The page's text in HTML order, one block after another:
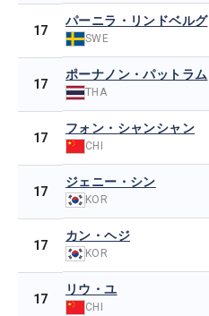
17
パーニラ・リンドベルグ
SWE
17
ポーナノン・パットラム
THA
17
フォン・シャンシャン
CHI
17
ジェニー・シン
KOR
17
カン・ヘジ
KOR
17
リウ・ユ
CHI